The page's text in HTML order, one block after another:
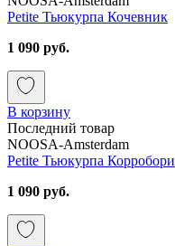
Petite Тьюкурпа Кочевник
1 090 руб.
В корзину
Последний товар
NOOSA-Amsterdam
Petite Тьюкурпа Корробори
1 090 руб.